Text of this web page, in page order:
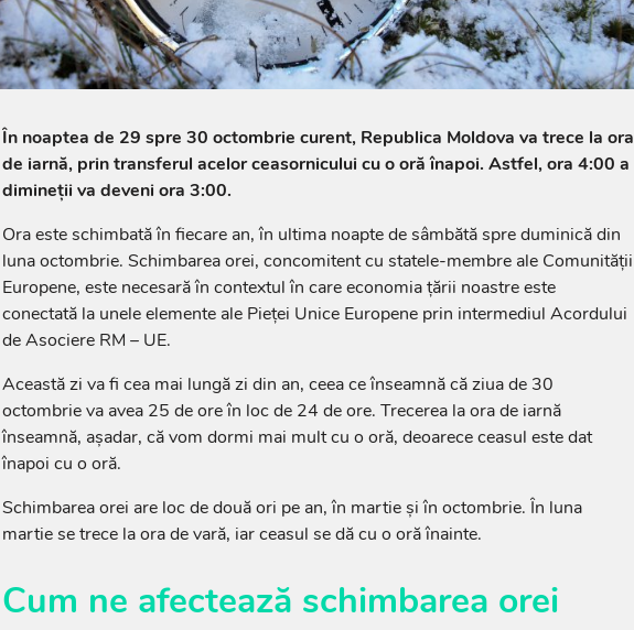
În noaptea de 29 spre 30 octombrie curent, Republica Moldova va trece la ora
de iarnă, prin transferul acelor ceasornicului cu o oră înapoi. Astfel, ora 4:00 a
dimineții va deveni ora 3:00.
Ora este schimbată în fiecare an, în ultima noapte de sâmbătă spre duminică din
luna octombrie. Schimbarea orei, concomitent cu statele-membre ale Comunităţii
Europene, este necesară în contextul în care economia țării noastre este
conectată la unele elemente ale Pieței Unice Europene prin intermediul Acordului
de Asociere RM – UE.
Această zi va fi cea mai lungă zi din an, ceea ce înseamnă că ziua de 30
octombrie va avea 25 de ore în loc de 24 de ore. Trecerea la ora de iarnă
înseamnă, așadar, că vom dormi mai mult cu o oră, deoarece ceasul este dat
înapoi cu o oră.
Schimbarea orei are loc de două ori pe an, în martie și în octombrie. În luna
martie se trece la ora de vară, iar ceasul se dă cu o oră înainte.
Cum ne afectează schimbarea orei